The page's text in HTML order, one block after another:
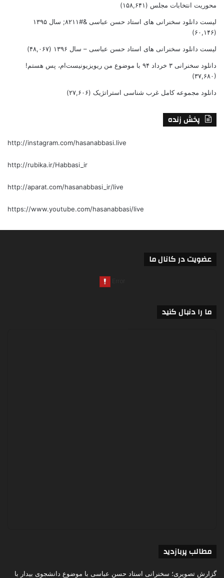
محوریت انتخابات مجلس (۱۵۸,۶۴۱)
لیست دانلود سخنرانی های استاد حسن عباسی &#۸۲۱۱; سال ۱۳۹۵
(۶۰,۱۴۶)
لیست دانلود سخنرانی های استاد حسن عباسی – سال ۱۳۹۶ (۴۸,۰۶۷)
دانلود سخنرانی ۳ خرداد ۹۴ با موضوع من ریویزیونیست‌ام، پس هستم!
(۳۷,۶۸۰)
دانلود مجموعه کامل غرب شناسی استراتژیک (۲۷,۶۰۶)
پخش زنده
http://instagram.com/hasanabbasi.live
http://rubika.ir/Habbasi_ir
http://aparat.com/hasanabbasi_ir/live
https://www.youtube.com/hasanabbasi/live
عضویت در کانال ما
ما را دنبال کنید
مطالب پربازدید
گزارش تصویری؛ سخنرانی استاد حسن عباسی با موضوع دانشجوی بیدار با